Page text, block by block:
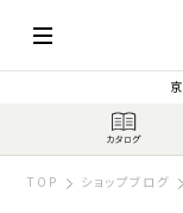
TOP ショップブログ